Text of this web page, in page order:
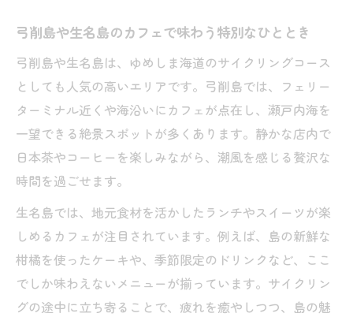
静かな島カフェで味わう贅沢なリラックス
タイム
生名島カフェやランチで叶う非日常のひと
とき
サイクリング旅で楽しむ上島町カフェ巡り
サイクリング途中に立ち寄るカフェの選び
方
ゆめしま海道のおすすめカフェ巡りポイン
ト
島を巡る旅に最適なカフェルート紹介
上島町カフェでリフレッシュするサイクル
弓削島や生名島のカフェで味わう特別なひととき
弓削島や生名島は、ゆめしま海道のサイクリングコース
としても人気の高いエリアです。弓削島では、フェリー
ターミナル近くや海沿いにカフェが点在し、瀬戸内海を
一望できる絶景スポットが多くあります。静かな店内で
日本茶やコーヒーを楽しみながら、潮風を感じる贅沢な
時間を過ごせます。
生名島では、地元食材を活かしたランチやスイーツが楽
しめるカフェが注目されています。例えば、島の新鮮な
柑橘を使ったケーキや、季節限定のドリンクなど、ここ
でしか味わえないメニューが揃っています。サイクリン
グの途中に立ち寄ることで、疲れを癒やしつつ、島の魅